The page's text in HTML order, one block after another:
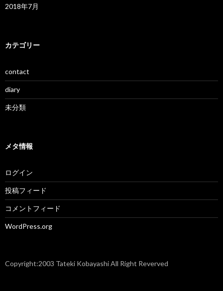
2018年7月
カテゴリー
contact
diary
未分類
メタ情報
ログイン
投稿フィード
コメントフィード
WordPress.org
Copyright:2003 Tateki Kobayashi All Right Reverved